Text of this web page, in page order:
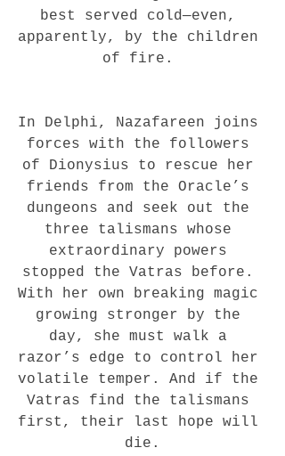
best served cold—even,
apparently, by the children
of fire.
In Delphi, Nazafareen joins
forces with the followers
of Dionysius to rescue her
friends from the Oracle’s
dungeons and seek out the
three talismans whose
extraordinary powers
stopped the Vatras before.
With her own breaking magic
growing stronger by the
day, she must walk a
razor’s edge to control her
volatile temper. And if the
Vatras find the talismans
first, their last hope will
die.